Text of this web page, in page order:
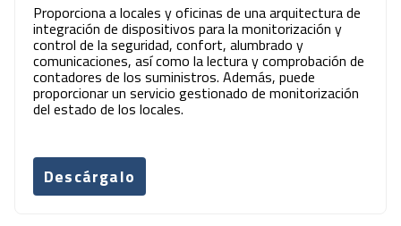
Proporciona a locales y oficinas de una arquitectura de
integración de dispositivos para la monitorización y
control de la seguridad, confort, alumbrado y
comunicaciones, así como la lectura y comprobación de
contadores de los suministros. Además, puede
proporcionar un servicio gestionado de monitorización
del estado de los locales.
Descárgalo